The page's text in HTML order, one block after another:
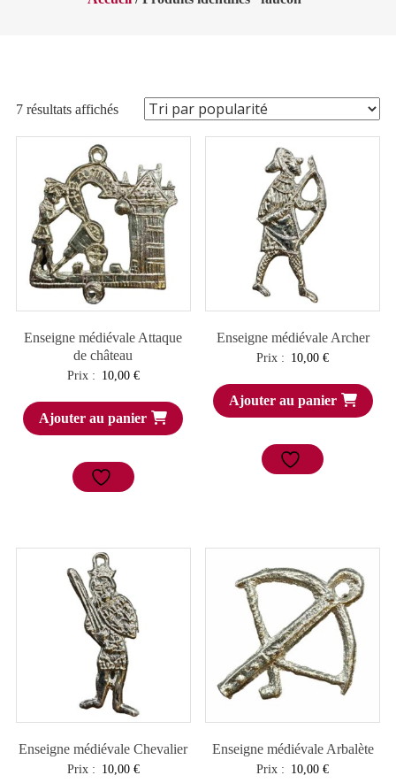
7 résultats affichésTrié
par
Enseigne médiévale Attaque
de château
Prix : 10,00 €
Ajouter au panier
Enseigne médiévale Archer
Prix : 10,00€
Ajouter au panier
Enseigne médiévale Chevalier
Prix : 10,00 €
Enseigne médiévale Arbalète
Prix : 10,00€